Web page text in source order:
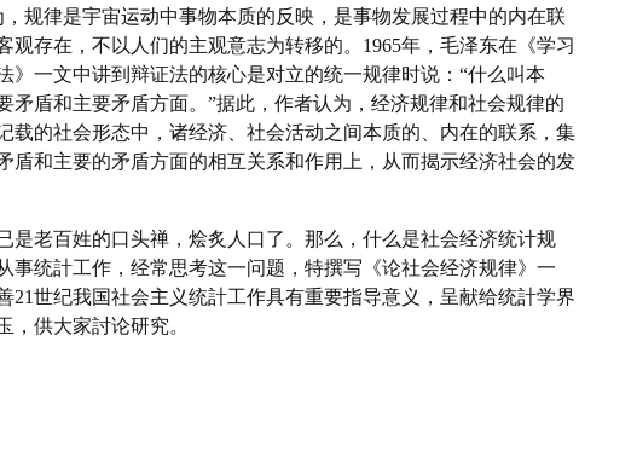
是宇宙运动中事物本质的反映，是事物发展过程中的内在联
观存在，不以人们的主观意志为转移的。 1965年，毛泽东在《学习
》一文中讲到辩证法的核心是对立的统一规律时说：“什么叫本
矛盾和主要矛盾方面。”据此，作者认为，经济规律和社会规律的
载的社会形态中，诸经济、社会活动之间本质的、内在的联系，集
盾和主要的矛盾方面的相互关系和作用上，从而揭示经济社会的发
老百姓的口头禅，烩炙人口了。那么，什么是社会经济统计规
事统計工作，经常思考这一问题，特撰写《论社会经济规律》一
21世纪我国社会主义统計工作具有重要指导意义，呈献给统計学界
，供大家討论研究。